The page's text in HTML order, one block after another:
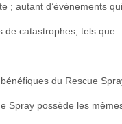
; autant d’événements
de catastrophes, tels que
du Rescue
Spray possède les